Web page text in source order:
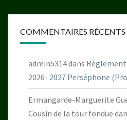
COMMENTAIRES RÉCENTS
admin5314dans Règlement
2026- 2027 Perséphone
Ermangarde-Marguerite
Cousin de la tour fondue